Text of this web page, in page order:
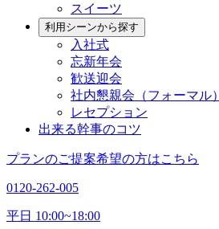
スイーツ
利用シーンから探す
入社式
忘新年会
歓送迎会
社内懇親会（フォーマル）
レセプション
出来る幹事のコツ
プランのご提案希望の方はこちら
0120-262-005
平日 10:00~18:00